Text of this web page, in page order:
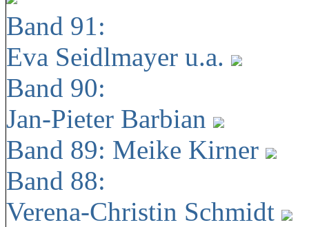
Band 91:
Eva Seidlmayer u.a.
Band 90:
Jan-Pieter Barbian
Band 89: Meike Kirner
Band 88:
Verena-Christin Schmidt